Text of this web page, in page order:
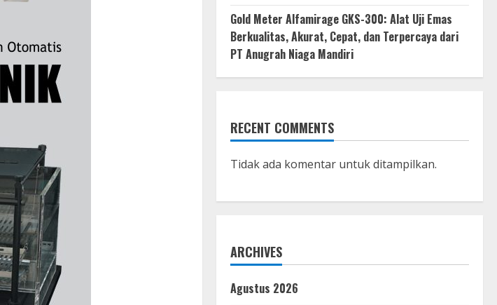
Gold Meter Alfamirage GKS-300: Alat Uji Emas
Berkualitas, Akurat, Cepat, dan Terpercaya dari
PT Anugrah Niaga Mandiri
RECENT COMMENTS
Tidak ada komentar untuk ditampilkan.
ARCHIVES
Agustus 2026